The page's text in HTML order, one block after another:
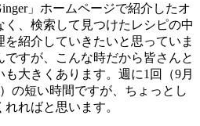
」ホームページで紹介したオ
く、検索して見つけたレシピの中
紹介していきたいと思っていま
すが、こんな時だから皆さんと
大きくあります。週に1回（9月
の短い時間ですが、ちょっとし
ればと思います。